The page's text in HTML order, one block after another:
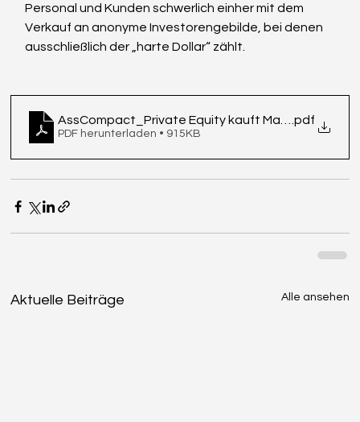
Personal und Kunden schwerlich einher mit dem
Verkauf an anonyme Investorengebilde, bei denen
ausschließlich der „harte Dollar“ zählt.
AssCompact_Private Equity kauft .pdf
PDF herunterladen • 915KB
Aktuelle Beiträge Alle ansehen